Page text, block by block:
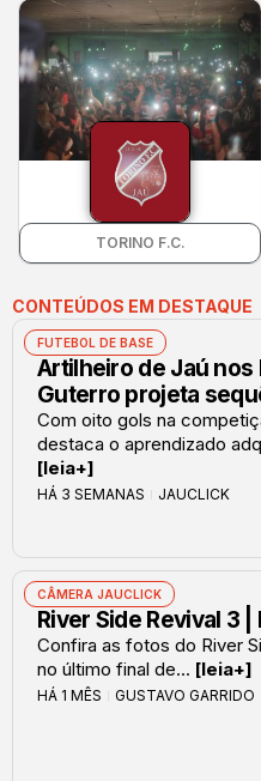
TORINO F.C.
CONTEÚDOS EM DESTAQUE
FUTEBOL DE BASE
Artilheiro de Jaú nos
Guterro projeta
Com oito gols na
destaca o aprendizado
[leia+]
HÁ 3 SEMANAS JAUCLICK
CÂMERA JAUCLICK
River Side Revival 3 |
Confira as fotos do River
no último final de... [leia+]
HÁ 1 MÊS GUSTAVO GARRIDO